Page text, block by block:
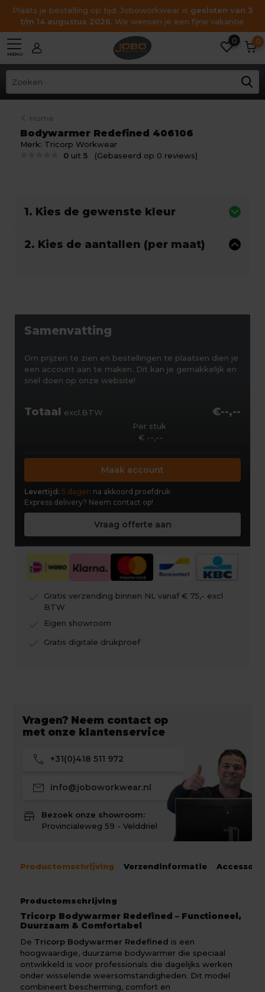
Plaats je bestelling op tijd. Joboworkwear is gesloten van 3
t/m 14 augustus 2026. We wensen je een fijne vakantie
MENU
0 0
Home
Bodywarmer Redefined 406106
Merk: Tricorp Workwear
0 uit5 (Gebaseerd op 0 reviews)
1. Kies de gewenste kleur
2. Kies de aantallen (per maat)
Samenvatting
Om prijzen te zien en bestellingen te plaatsen dien je
een account aan te maken. Dit kan je gemakkelijk en
snel doen op onze website!
Totaal excl.BTW €--,--
Per stuk
€ --,--
Maak account
Levertijd: 5 dagen na akkoord proefdruk
Express delivery? Neem contact op!
Vraag offerte aan
check
Gratis verzending binnen NL vanaf € 75,- excl
BTW
check Eigen showroom
check Gratis digitale drukproef
Vragen? Neem contact op
met onze klantenservice
call +31(0)418 511 972
mail info@joboworkwear.nl
store
Bezoek onze showroom:
Provincialeweg 59 - Velddriel
Productomschrijving Verzendinformatie
Productomschrijving
Tricorp Bodywarmer Redefined – Functioneel,
Duurzaam & Comfortabel
De Tricorp Bodywarmer Redefined is een
hoogwaardige, duurzame bodywarmer die speciaal
ontwikkeld is voor professionals die dagelijks werken
onder wisselende weersomstandigheden. Dit model
combineert bescherming, comfort en